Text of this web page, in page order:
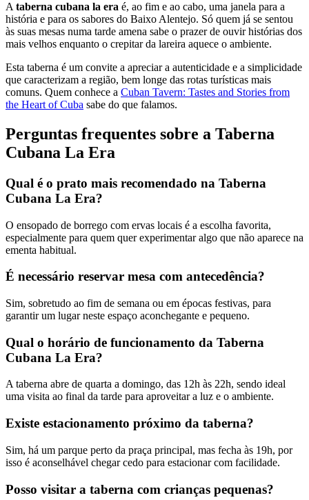
A taberna cubana la era é, ao fim e ao cabo, uma janela para a
história e para os sabores do Baixo Alentejo. Só quem já se sentou
às suas mesas numa tarde amena sabe o prazer de ouvir histórias dos
mais velhos enquanto o crepitar da lareira aquece o ambiente.
Esta taberna é um convite a apreciar a autenticidade e a simplicidade
que caracterizam a região, bem longe das rotas turísticas mais
comuns. Quem conhece a Cuban Tavern: Tastes and Stories from
the Heart of Cuba sabe do que falamos.
Perguntas frequentes sobre a Taberna
Cubana La Era
Qual é o prato mais recomendado na Taberna
Cubana La Era?
O ensopado de borrego com ervas locais é a escolha favorita,
especialmente para quem quer experimentar algo que não aparece na
ementa habitual.
É necessário reservar mesa com antecedência?
Sim, sobretudo ao fim de semana ou em épocas festivas, para
garantir um lugar neste espaço aconchegante e pequeno.
Qual o horário de funcionamento da Taberna
Cubana La Era?
A taberna abre de quarta a domingo, das 12h às 22h, sendo ideal
uma visita ao final da tarde para aproveitar a luz e o ambiente.
Existe estacionamento próximo da taberna?
Sim, há um parque perto da praça principal, mas fecha às 19h, por
isso é aconselhável chegar cedo para estacionar com facilidade.
Posso visitar a taberna com crianças pequenas?